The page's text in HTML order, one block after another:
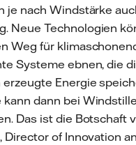
je nach Windstärke
Neue Technologien
Weg für
Systeme ebnen, die
Energie
kann dann bei Windstille
Das ist die Botschaft
Director of Innovation